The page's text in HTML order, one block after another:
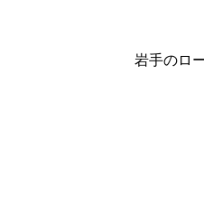
岩手のロ